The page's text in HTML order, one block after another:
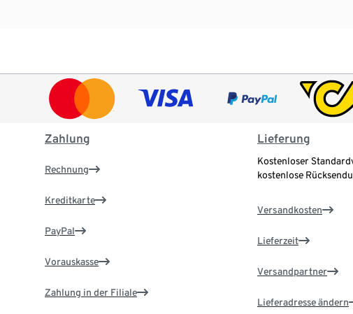
Zahlung
Rechnung
Kreditkarte
PayPal
Vorauskasse
Zahlung in der Filiale
Lieferung
Kostenloser
kostenlose
Versandkosten
Lieferzeit
Versandpartner
Lieferadresse ändern